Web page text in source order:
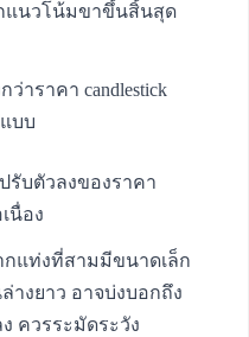
แนวโน้มขาขึ้นสิ้นสุด
ว่าราคา candlestick
บบ
รับตัวลงของราคา
นื่อง
กแท่งที่สามมีขนาดเล็ก
างยาว อาจบ่งบอกถึง
ควรระมัดระวัง